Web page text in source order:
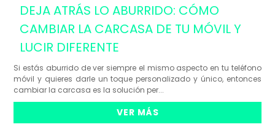
DEJA ATRÁS LO ABURRIDO: CÓMO
CAMBIAR LA CARCASA DE TU MÓVIL Y
LUCIR DIFERENTE
Si estás aburrido de ver siempre el mismo aspecto en tu teléfono
móvil y quieres darle un toque personalizado y único, entonces
cambiar la carcasa es la solución per...
VER MÁS